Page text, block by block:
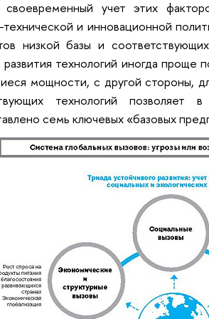
учет этих
технической и инновационной
низкой базы и
развития технологий иногда проще
мощности, с другой стороны,
технологий позволяет
семь ключевых «базовых